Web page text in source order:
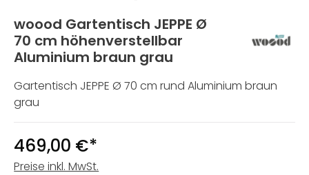
woood Gartentisch JEPPE Ø
70 cm höhenverstellbar
Aluminium braun grau
Gartentisch JEPPE Ø 70 cm rund Aluminium braun
grau
469,00 €*
Preise inkl. MwSt.